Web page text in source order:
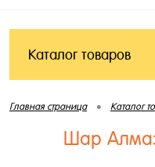
Каталог товаров
Главная страница • Каталог
Шар